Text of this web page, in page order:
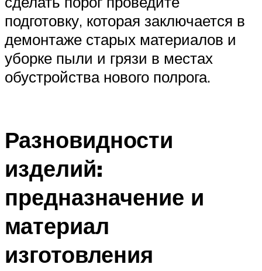
подготовку, которая заключается в
демонтаже старых материалов и
уборке пыли и грязи в местах
обустройства нового полрога.
Разновидности
изделий:
предназначение и
материал
изготовления